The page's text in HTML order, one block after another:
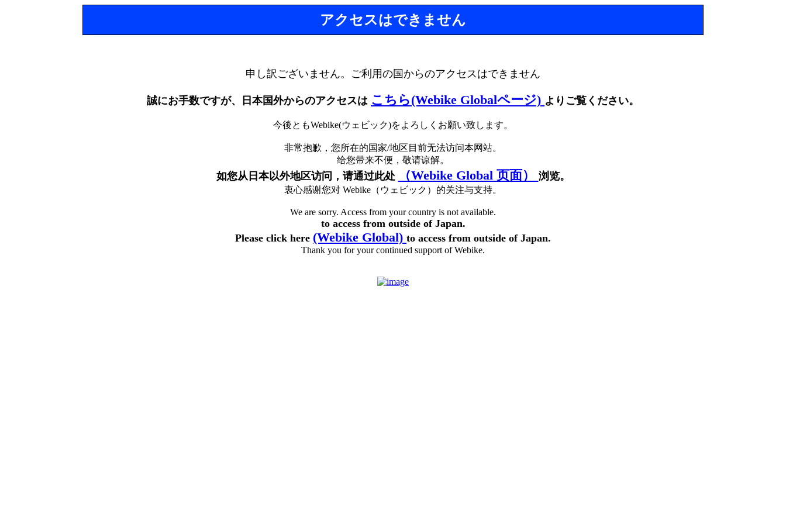
アクセスはできません
申し訳ございません。ご利用の国からのアクセスはできません
誠にお手数ですが、日本国外からのアクセスは こちら(Webike Globalページ) よりご覧ください。
今後ともWebike(ウェビック)をよろしくお願い致します。
非常抱歉，您所在的国家/地区目前无法访问本网站。
给您带来不便，敬请谅解。
如您从日本以外地区访问，请通过此处 （Webike Global 页面） 浏览。
衷心感谢您对 Webike（ウェビック）的关注与支持。
We are sorry. Access from your country is not available.
to access from outside of Japan.
Please click here (Webike Global) to access from outside of Japan.
Thank you for your continued support of Webike.